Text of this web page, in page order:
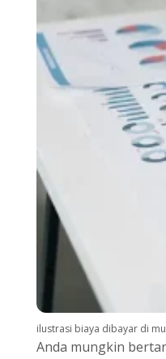
ilustrasi biaya dibayar di
Anda mungkin